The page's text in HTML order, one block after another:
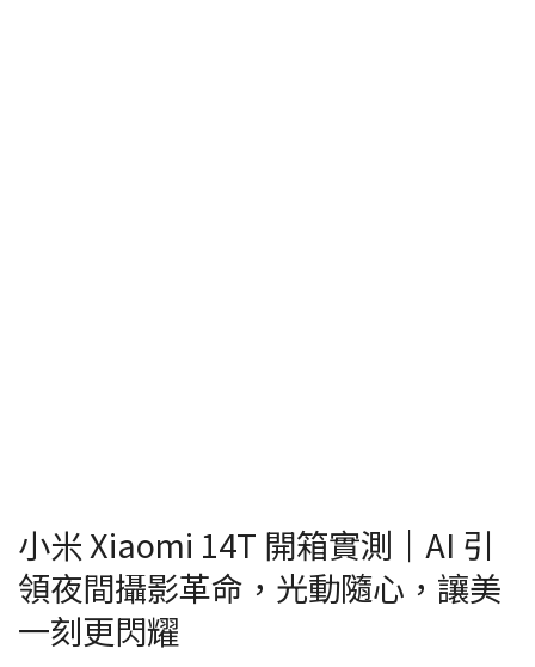
小米 Xiaomi 14T 開箱實測｜AI 引
領夜間攝影革命，光動隨心，讓美
一刻更閃耀